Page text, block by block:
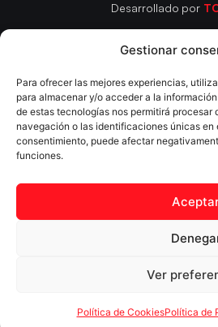
Gestionar
Para ofrecer las mejores experiencias,
para almacenar y/o acceder a la
de estas tecnologías nos permitirá procesar
navegación o las identificaciones únicas en
consentimiento, puede afectar
funciones.
Ver
Política de CookiesPolítica de
Desarrollado por
Política de Cookies